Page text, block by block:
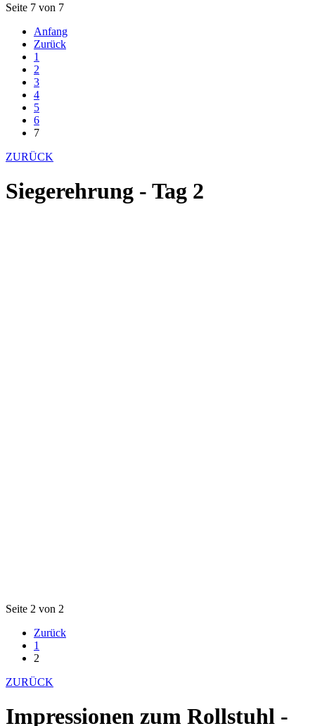
Seite 7 von 7
Anfang
Zurück
1
2
3
4
5
6
7
ZURÜCK
Siegerehrung - Tag 2
Seite 2 von 2
Zurück
1
2
ZURÜCK
Impressionen zum Rollstuhl -